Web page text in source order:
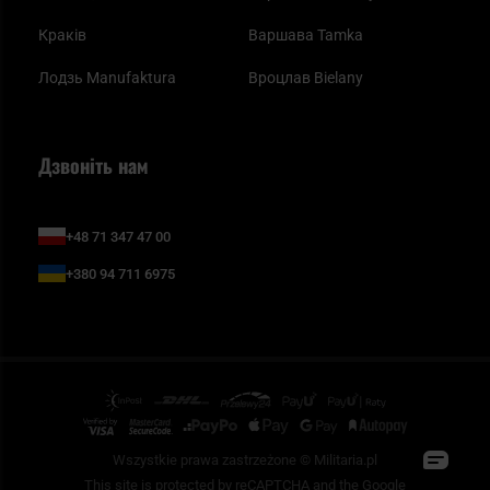
Краків
Лодзь Manufaktura
Варшава Tamka
Вроцлав Bielany
Дзвоніть нам
+48 71 347 47 00
+380 94 711 6975
Wszystkie prawa zastrzeżone © Militaria.pl
This site is protected by reCAPTCHA and the Google